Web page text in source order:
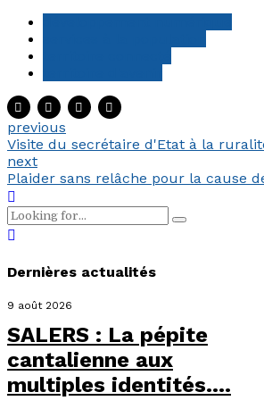
previous
Visite du secrétaire d'Etat à la
next
Plaider sans relâche pour la cause
Dernières actualités
9 août 2026
SALERS : La pépite
cantalienne aux
multiples identités....